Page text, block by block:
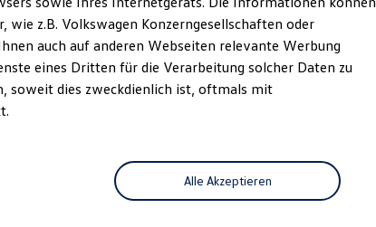
z.B. Volkswagen Konzerngesellschaften oder
auch auf anderen Webseiten relevante Werbung
eines Dritten für die Verarbeitung solcher Daten zu
soweit dies zweckdienlich ist, oftmals mit
Alle Akzeptieren